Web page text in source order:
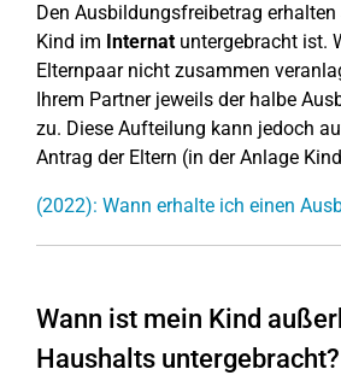
Den Ausbildungsfreibetrag erhalten
Kind im Internatuntergebracht ist.
Elternpaar nicht zusammen
Ihrem Partner jeweils der halbe
zu. Diese Aufteilung kann jedoch
Antrag der Eltern (in der Anlage
(2022): Wann erhalte ich einen
Wann ist mein Kind
Haushalts untergebracht?